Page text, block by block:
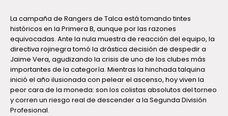
La campaña de Rangers de Talca está tomando tintes
históricos en la Primera B, aunque por las razones
equivocadas. Ante la nula muestra de reacción del equipo, la
directiva rojinegra tomó la drástica decisión de despedir a
Jaime Vera, agudizando la crisis de uno de los clubes más
importantes de la categoría. Mientras la hinchada talquina
inició el año ilusionada con pelear el ascenso, hoy viven la
peor cara de la moneda: son los colistas absolutos del torneo
y corren un riesgo real de descender a la Segunda División
Profesional.